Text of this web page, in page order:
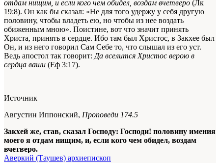
отдам нищим, и если кого чем обидел, воздам вчетверо (Лк
19:8). Он как бы сказал: «Не для того удержу у себя другую
половину, чтобы владеть ею, но чтобы из нее воздать
обиженным мною». Поистине, вот что значит принять
Христа, принять в сердце. Ибо там был Христос, в Закхее был
Он, и из него говорил Сам Себе то, что слышал из его уст.
Ведь апостол так говорит: Да вселится Христос верою в
сердца ваши (Еф 3:17).
Источник
Августин Иппонский, Проповеди 174.5
Закхей же, став, сказал Господу: Господи! половину имения
моего я отдам нищим, и, если кого чем обидел, воздам
вчетверо.
Аверкий (Таушев) архиепископ